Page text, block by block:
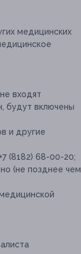
медицинских
входят
будут включены
и другие
(8182) 68-00-20;
(не позднее чем